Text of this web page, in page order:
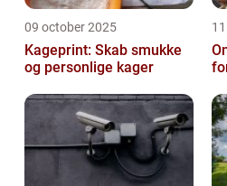
09 october 2025
Kageprint: Skab smukke
og personlige kager